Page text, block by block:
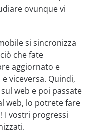
ovunque vi
si sincronizza
che fate
aggiornato e
viceversa. Quindi,
web e poi passate
web, lo potrete fare
I vostri progressi